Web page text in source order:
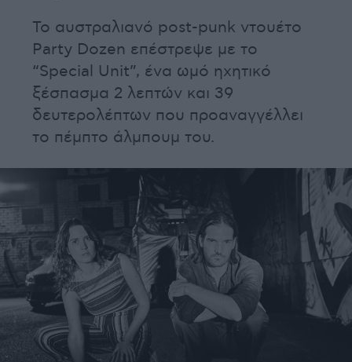
Το αυστραλιανό post-punk ντουέτο
Party Dozen επέστρεψε με το
“Special Unit”, ένα ωμό ηχητικό
ξέσπασμα 2 λεπτών και 39
δευτερολέπτων που προαναγγέλλει
το πέμπτο άλμπουμ του.